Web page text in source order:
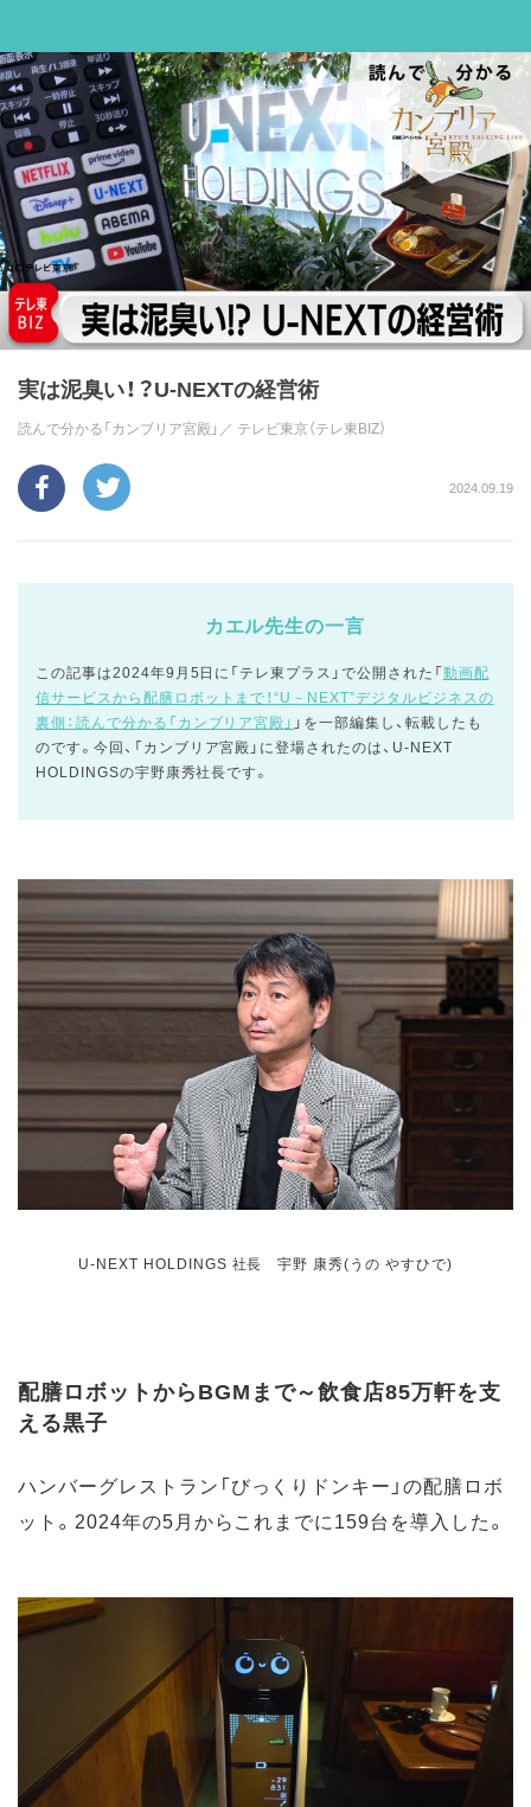
実は泥臭い！？U-NEXTの経営術
読んで分かる「カンブリア宮殿」／ テレビ東京（テレ東BIZ）
2024.09.19
カエル先生の一言
この記事は2024年9月5日に「テレ東プラス」で公開された「動画配
信サービスから配膳ロボットまで！“U－NEXT”デジタルビジネスの
裏側：読んで分かる「カンブリア宮殿」 」を一部編集し、転載したも
のです。今回、「カンブリア宮殿」に登場されたのは、U-NEXT
HOLDINGSの宇野康秀社長です。
U-NEXT HOLDINGS 社長 宇野 康秀(うの やすひで)
配膳ロボットからBGMまで～飲食店85万軒を支
える黒子
ハンバーグレストラン「びっくりドンキー」の配膳ロボ
ット。2024年の5月からこれまでに159台を導入した。